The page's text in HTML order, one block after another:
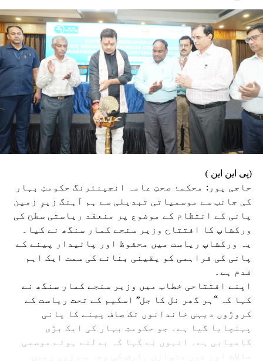
(پی این این )
حاجی پور: محکمۂ صحتِ عامہ انجینئرنگ حکومتِ بہار
کی جانب سے موسمیاتی تبدیلی سے ہم آہنگ زیرِ زمین
پانی کے انتظام کے موضوع پر منعقد ریاستی سطح کی
ورکشاپ کا افتتاح وزیر سنجے کمار سنگھ نے کیا۔
یہ ورکشاپ ریاست میں محفوظ اور پائیدار پینے کے
پانی کی فراہمی کو یقینی بنانے کی سمت ایک اہم
قدم ہے۔
اپنے افتتاحی خطاب میں وزیر سنجے کمار سنگھ نے
کہا کہ “ہر گھر نل کا جل” اسکیم کے تحت ریاست کے
کروڑوں دیہی خاندانوں تک صاف پینے کا پانی
پہنچایا گیا ہے۔ جو حکومتِ بہار کی ایک بڑی
کامیابی ہے۔ انہوں نے کہا کہ بدلتے ہوئے موسمی
حالات اور غیر متوازن بارش کی وجہ سے زیرِ زمین